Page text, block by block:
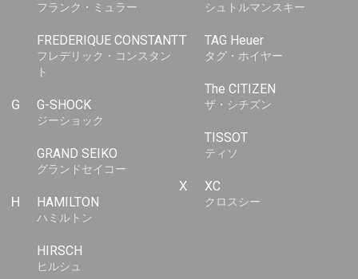
フランク・ミュラー
FREDERIQUE CONSTANT
フレデリック・コンスタン
ト
G G-SHOCK
ジーショック
GRAND SEIKO
グランドセイコー
H HAMILTON
ハミルトン
HIRSCH
ヒルシュ
シュトルマンスキー
T TAG Heuer
タグ・ホイヤー
The CITIZEN
ザ・シチズン
TISSOT
ティソ
X XC
クロスシー